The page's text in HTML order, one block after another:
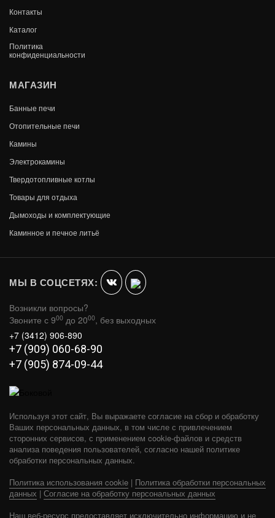
2 495
УГОЛ-СЭНДВИЧ — 115 / 200 — 45° — НЕРЖ
1 290
-19%
ТРУБА ТЕРМО L 500 TТ-P 430-0.8/430
Контакты
Каталог
Политика
конфиденциальности
МАГАЗИН
Банные печи
Отопительные печи
Камины
Электрокамины
Твердотопливные котлы
Товары для отдыха
Дымоходы и комплектующие
Каминное и печное литьё
МЫ В СОЦСЕТЯХ:
Возникли вопросы?
Звоните с 900 до 2000, без выходных
+7 (3412) 906-890
+7 (909) 060-68-90
+7 (905) 874-09-44
Используя этот сайт, Вы выражаете согласие на сбор и обработку
Ваших персональных данных, в том числе с привлечением
сторонних сервисов, с применением cookie-файлов и средств
анализа поведения пользователей, согласно нашей политике
обработки персональных данных.
Политика использования cookie | Политика обработки персональных
данных | Согласие на обработку персональных данных
Наш веб-ресурс предоставляет исключительно информацию и не